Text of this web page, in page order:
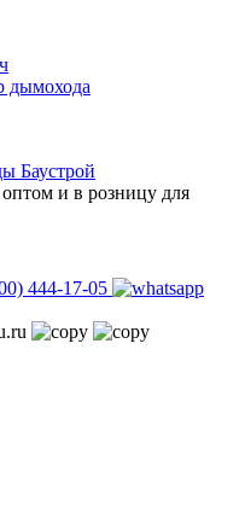
дымохода
оптом и в розницу для
444-17-05